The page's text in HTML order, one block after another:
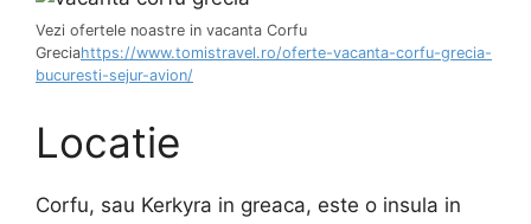
Vezi ofertele noastre in vacanta Corfu
Greciahttps://www.tomistravel.ro/oferte-vacanta-corfu-grecia-
bucuresti-sejur-avion/
Locatie
Corfu, sau Kerkyra in greaca, este o insula in